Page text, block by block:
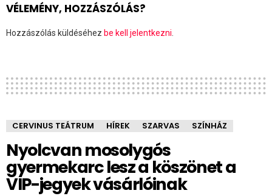
VÉLEMÉNY, HOZZÁSZÓLÁS?
Hozzászólás küldéséhez be kell jelentkezni
CERVINUS TEÁTRUM HÍREK SZARVAS SZÍNHÁZ
Nyolcvan mosolygós
gyermekarc lesz a köszönet a
VIP-jegyek vásárlóinak